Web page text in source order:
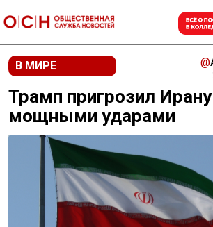
В МИРЕ @
Трамп пригрозил
мощными ударами